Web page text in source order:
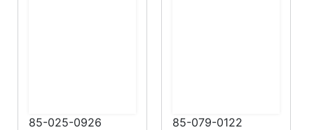
85-025-0926 85-079-0122